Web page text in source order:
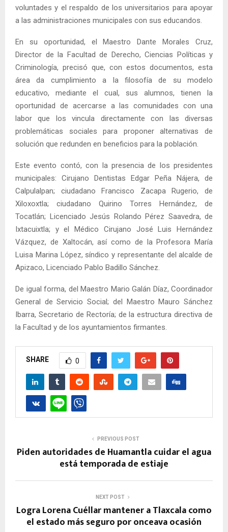
voluntades y el respaldo de los universitarios para apoyar
a las administraciones municipales con sus educandos.
En su oportunidad, el Maestro Dante Morales Cruz,
Director de la Facultad de Derecho, Ciencias Políticas y
Criminología, precisó que, con estos documentos, esta
área da cumplimiento a la filosofía de su modelo
educativo, mediante el cual, sus alumnos, tienen la
oportunidad de acercarse a las comunidades con una
labor que los vincula directamente con las diversas
problemáticas sociales para proponer alternativas de
solución que redunden en beneficios para la población.
Este evento contó, con la presencia de los presidentes
municipales: Cirujano Dentistas Edgar Peña Nájera, de
Calpulalpan; ciudadano Francisco Zacapa Rugerio, de
Xiloxoxtla; ciudadano Quirino Torres Hernández, de
Tocatlán; Licenciado Jesús Rolando Pérez Saavedra, de
Ixtacuixtla; y el Médico Cirujano José Luis Hernández
Vázquez, de Xaltocán, así como de la Profesora María
Luisa Marina López, síndico y representante del alcalde de
Apizaco, Licenciado Pablo Badillo Sánchez.
De igual forma, del Maestro Mario Galán Díaz, Coordinador
General de Servicio Social; del Maestro Mauro Sánchez
Ibarra, Secretario de Rectoría; de la estructura directiva de
la Facultad y de los ayuntamientos firmantes.
SHARE 0
PREVIOUS POST
Piden autoridades de Huamantla cuidar el agua
está temporada de estiaje
NEXT POST
Logra Lorena Cuéllar mantener a Tlaxcala como
el estado más seguro por onceava ocasión